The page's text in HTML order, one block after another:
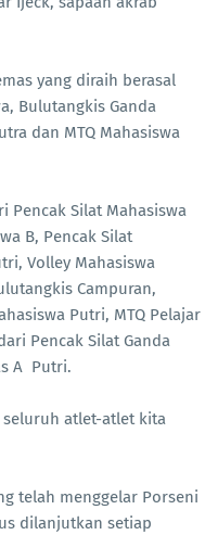
yang diraih berasal
Bulutangkis Ganda
dan MTQ Mahasiswa
Pencak Silat Mahasiswa
B, Pencak Silat
Volley Mahasiswa
Campuran,
Putri, MTQ Pelajar
Pencak Silat Ganda
A Putri.
seluruh atlet-atlet kita
telah menggelar Porseni
dilanjutkan setiap